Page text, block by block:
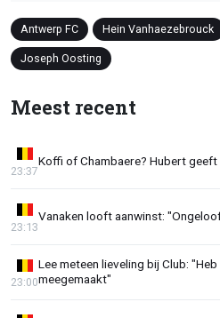
Antwerp FC Hein Vanhaezebrouck
Joseph Oosting
Meest recent
Koffi of Chambaere? Hubert
23:37
Vanaken looft aanwinst:
23:13
Lee meteen lieveling bij Club:
meegemaakt"
23:00